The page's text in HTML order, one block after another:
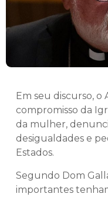
Em seu discurso,
compromisso da
da mulher,
desigualdades e
Estados.
Segundo Dom
importantes